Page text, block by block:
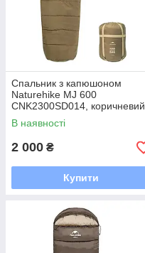
Спальник з капюшоном
Naturehike MJ 600
CNK2300SD014, коричневий
В наявності
2 000 ₴
Купити